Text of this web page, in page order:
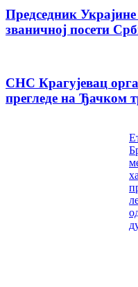
Председник
званичној посети
СНС Крагујевац
прегледе на Ђачком